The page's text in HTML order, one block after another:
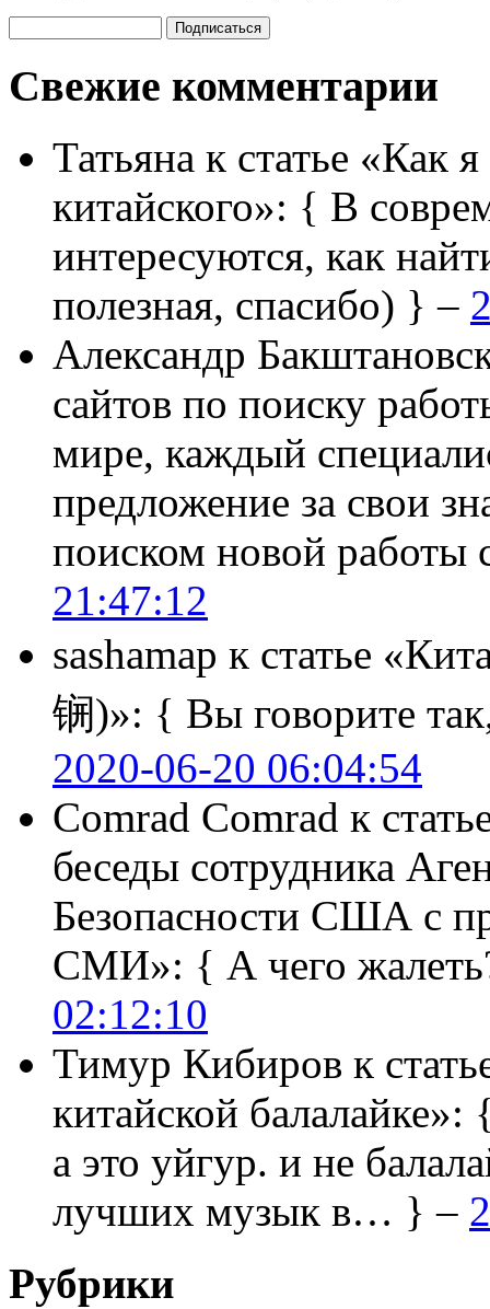
Свежие комментарии
Татьяна к статье «Как
китайского»: { В
интересуются, как
полезная, спасибо) } –
Александр
сайтов по поиску
мире, каждый
предложение за свои
поиском новой
21:47:12
sashamap к статье
锎)»: { Вы говорите
2020-06-20 06:04:54
Comrad Comrad к
беседы сотрудника
Безопасности США с
СМИ»: { А чего
02:12:10
Тимур Кибиров к
китайской балалайке»:
а это уйгур. и не
лучших музык в… } –
Рубрики